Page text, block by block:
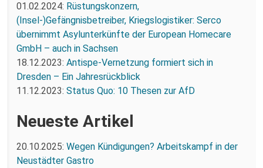
01.02.2024: Rüstungskonzern,
(Insel-)Gefängnisbetreiber, Kriegslogistiker: Serco
übernimmt Asylunterkünfte der European Homecare
GmbH – auch in Sachsen
18.12.2023: Antispe-Vernetzung formiert sich in
Dresden – Ein Jahresrückblick
11.12.2023: Status Quo: 10 Thesen zur AfD
Neueste Artikel
20.10.2025: Wegen Kündigungen? Arbeitskampf in der
Neustädter Gastro